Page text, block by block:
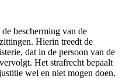
bescherming van de
Hierin treedt de
dat in de persoon van de
Het strafrecht bepaalt
wel en niet mogen doen.